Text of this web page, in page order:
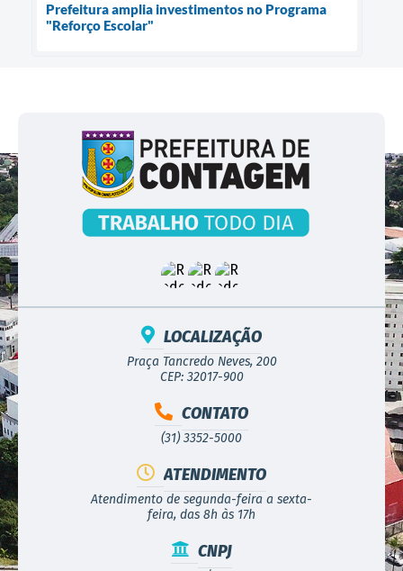
Prefeitura amplia investimentos no Programa
"Reforço Escolar"
LOCALIZAÇÃO
Praça Tancredo Neves, 200
CEP: 32017-900
CONTATO
(31) 3352-5000
ATENDIMENTO
Atendimento de segunda-feira a sexta-
feira, das 8h às 17h
CNPJ